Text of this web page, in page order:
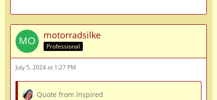
motorradsilke
Professional
July 5, 2024 at 1:27 PM
Quote from Inspired